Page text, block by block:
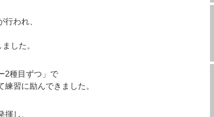
われ、
した。
2種目ずつ」で
習に励んできました。
し、